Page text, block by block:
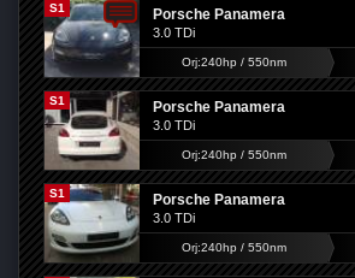
S1 Porsche Panamera
3.0 TDi
Orj:240hp / 550nm
S1 Porsche Panamera
3.0 TDi
Orj:240hp / 550nm
S1 Porsche Panamera
3.0 TDi
Orj:240hp / 550nm